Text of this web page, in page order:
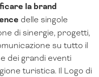
la brand
delle singole
di sinergie, progetti,
su tutto il
dei grandi eventi
turistica. Il Logo di